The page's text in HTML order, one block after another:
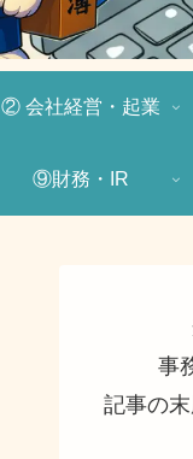
② 会社経営・起業
⑨財務・IR
事
記事の